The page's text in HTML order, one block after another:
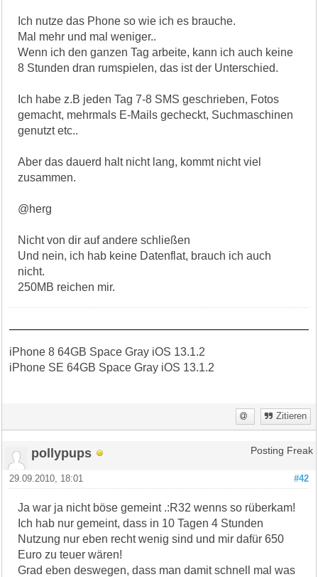
Ich nutze das Phone so wie ich es brauche.
Mal mehr und mal weniger..
Wenn ich den ganzen Tag arbeite, kann ich auch keine
8 Stunden dran rumspielen, das ist der Unterschied.
Ich habe z.B jeden Tag 7-8 SMS geschrieben, Fotos
gemacht, mehrmals E-Mails gecheckt, Suchmaschinen
genutzt etc..
Aber das dauerd halt nicht lang, kommt nicht viel
zusammen.
@herg
Nicht von dir auf andere schließen
Und nein, ich hab keine Datenflat, brauch ich auch
nicht.
250MB reichen mir.
iPhone 8 64GB Space Gray iOS 13.1.2
iPhone SE 64GB Space Gray iOS 13.1.2
Zitieren
pollypups Posting Freak
#42
29.09.2010, 18:01
Ja war ja nicht böse gemeint .:R32 wenns so rüberkam!
Ich hab nur gemeint, dass in 10 Tagen 4 Stunden
Nutzung nur eben recht wenig sind und mir dafür 650
Euro zu teuer wären!
Grad eben deswegen, dass man damit schnell mal was